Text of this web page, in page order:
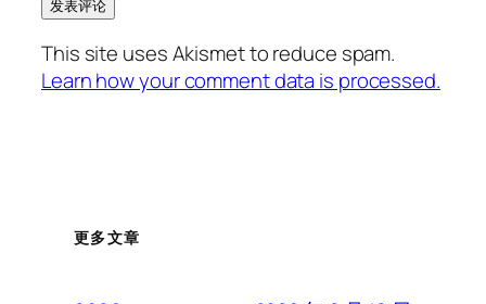
This site uses Akismet to reduce spam.
Learn how your comment data is processed.
更多文章